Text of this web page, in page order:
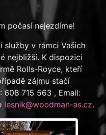
počasí nejezdíme!
služby v rámci Vašich
nejbližší. K dispozici
Rolls-Royce, kteří
zájmu stačí
608 715 563 , Email:
lesnik@woodman-as.cz.